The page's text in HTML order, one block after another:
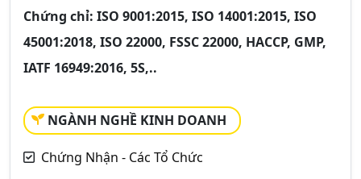
Chứng chỉ: ISO 9001:2015, ISO 14001:2015, ISO
45001:2018, ISO 22000, FSSC 22000, HACCP, GMP,
IATF 16949:2016, 5S,..
NGÀNH NGHỀ KINH DOANH
Chứng Nhận - Các Tổ Chức